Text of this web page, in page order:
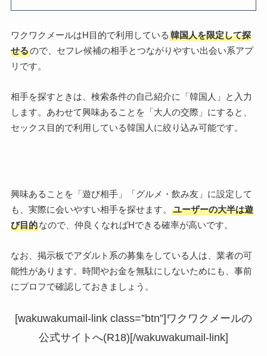
ワクワクメールはH目的で利用している 韓国人を限定して探
せるので、セフレ候補の相手とつながりやすい出会い系アプ
リです。
相手を探すときは、検索条件の自己紹介に「韓国人」と入力
します。あわせて興味あることを「大人の交際」にすると、
セックス目的で利用している韓国人に絞り込み可能です。
興味あることを「遊び相手」「グルメ・飲み友」に設定して
も、実際に会いやすい相手を探せます。
ユーザーの大半は遊
び目的なので、仲良くなればHできる確率が高いです。
なお、掲示板でアダルト系の募集をしている人は、業者の可
能性があります。時間やお金を無駄にしないためにも、事前
にプロフで確認しておきましょう。
[wakuwakumail-link class=”btn”]ワクワクメールの
公式サイトへ(R18)[/wakuwakumail-link]